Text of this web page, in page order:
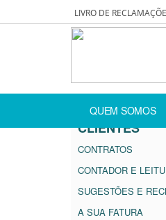
LIVRO DE
QUEM SOMOS
Home Clientes
CLIENTES
CONTRATOS
CONTADOR E
SUGESTÕES E
A SUA FATURA